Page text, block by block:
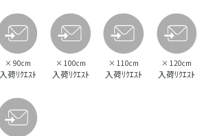
× 90cm
入荷ﾘｸｴｽﾄ
× 100cm
入荷ﾘｸｴｽﾄ
× 110cm
入荷ﾘｸｴｽﾄ
× 120cm
入荷ﾘｸｴｽﾄ